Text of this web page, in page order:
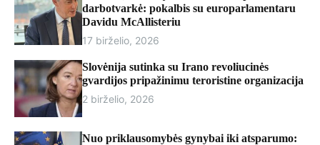
r
darbotvarkė: pokalbis su europarlamentaru
Davidu McAllisteriu
17 birželio, 2026
Slovėnija sutinka su Irano revoliucinės
gvardijos pripažinimu teroristine organizacija
2 birželio, 2026
Nuo priklausomybės gynybai iki atsparumo: